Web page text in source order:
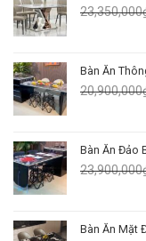
23,350,000
Bàn Ăn
20,900,000
Bàn Ăn Đảo
23,900,000
Bàn Ăn Mặt